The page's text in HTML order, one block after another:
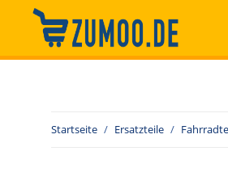
Startseite Ersatzteile